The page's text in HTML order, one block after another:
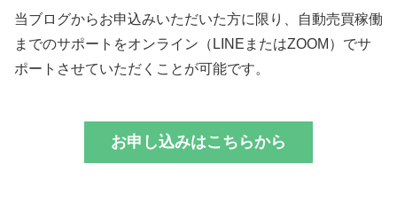
当ブログからお申込みいただいた方に限り、自動売買稼働
までのサポートをオンライン（LINEまたはZOOM）でサ
ポートさせていただくことが可能です。
お申し込みはこちらから